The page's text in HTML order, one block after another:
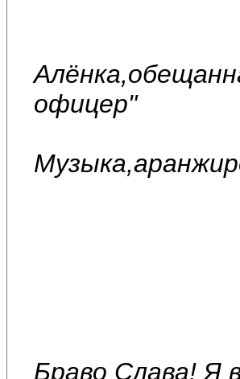
офицер"
Браво Слава! Я